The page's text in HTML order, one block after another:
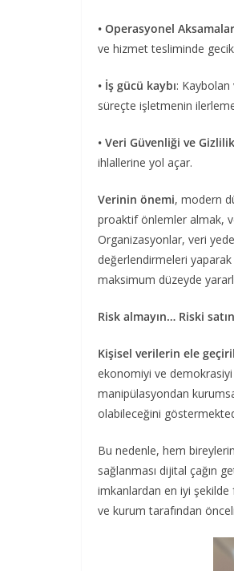
• Operasyonel
ve hizmet tesliminde
• İş gücü kaybı:
süreçte işletmenin
• Veri Güvenliği ve
ihlallerine yol açar.
Verinin önemi, modern
proaktif önlemler almak,
Organizasyonlar, veri
değerlendirmeleri yaparak
maksimum düzeyde
Risk almayın… Riski
Kişisel verilerin ele
ekonomiyi ve
manipülasyondan
olabileceğini
Bu nedenle, hem
sağlanması dijital çağın
imkanlardan en iyi şekilde
ve kurum tarafından